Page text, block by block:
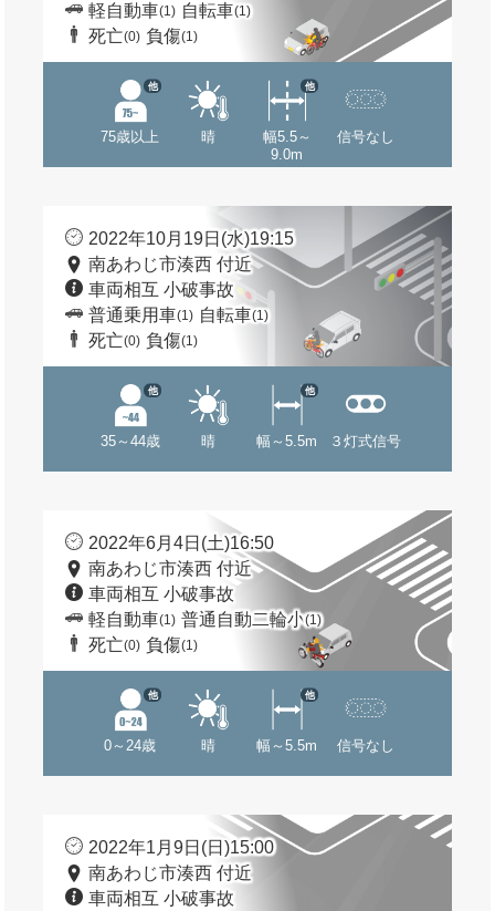
軽自動車(1) 自転車(1)
死亡(0) 負傷(1)
75歳以上
他
晴
幅5.5～
9.0m
他
信号なし
2022年10月19日(水)19:15
南あわじ市湊西 付近
車両相互 小破事故
普通乗用車(1) 自転車(1)
死亡(0) 負傷(1)
35～44歳
他
晴 幅～5.5m
他
３灯式信号
2022年6月4日(土)16:50
南あわじ市湊西 付近
車両相互 小破事故
軽自動車(1) 普通自動二輪小(1)
死亡(0) 負傷(1)
0～24歳
他
晴 幅～5.5m
他
信号なし
2022年1月9日(日)15:00
南あわじ市湊西 付近
車両相互 小破事故